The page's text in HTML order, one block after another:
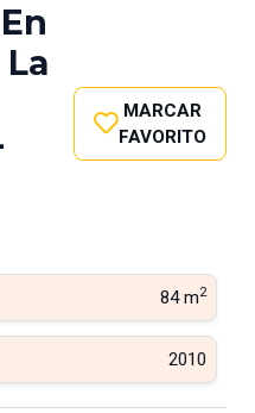
MARCAR
FAVORITO
84 m2
2010